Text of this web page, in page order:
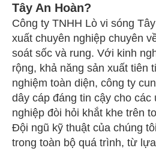
Tây An Hoàn?
Công ty TNHH Lò vi sóng
xuất chuyên nghiệp chuyên
soát sốc và rung. Với kinh
rộng, khả năng sản xuất tiên
nghiệm toàn diện, công ty
dây cáp đáng tin cậy cho các
nghiệp đòi hỏi khắt khe trên
Đội ngũ kỹ thuật của chúng
trong toàn bộ quá trình, từ